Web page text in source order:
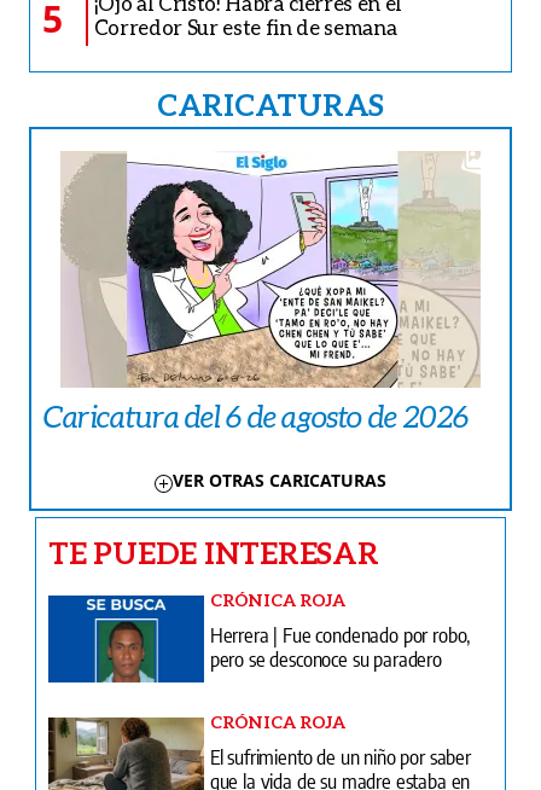
5
Corredor Sur este fin de semana
CARICATURAS
Caricatura del 6 de agosto de 2026
VER OTRAS CARICATURAS
TE PUEDE INTERESAR
CRÓNICA ROJA
Herrera | Fue condenado por robo,
pero se desconoce su paradero
CRÓNICA ROJA
El sufrimiento de un niño por saber
que la vida de su madre estaba en